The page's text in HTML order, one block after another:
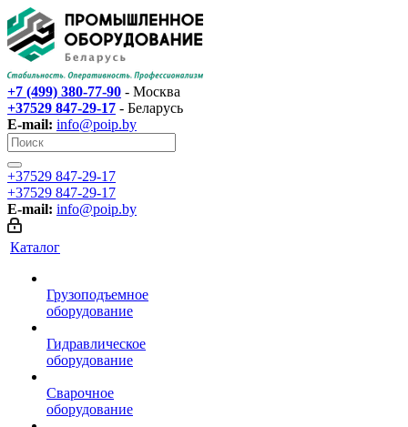
+7 (499) 380-77-90 - Москва
+37529 847-29-17‬ - Беларусь
E-mail: info@poip.by
+37529 847-29-17‬
+37529 847-29-17‬
E-mail: info@poip.by
Каталог
Грузоподъемное
оборудование
Гидравлическое
оборудование
Сварочное
оборудование